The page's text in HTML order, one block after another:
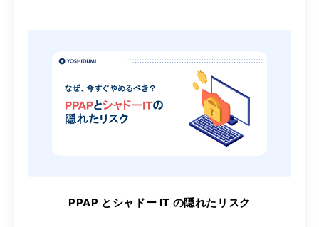
PPAP とシャドー IT の隠れたリスク